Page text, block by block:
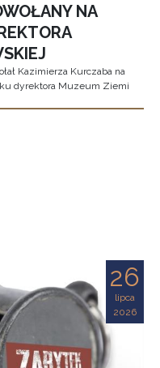
NA
Kazimierza Kurczaba na
dyrektora Muzeum Ziemi
26
lipca
2026